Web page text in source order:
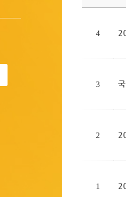
4
3
2
1